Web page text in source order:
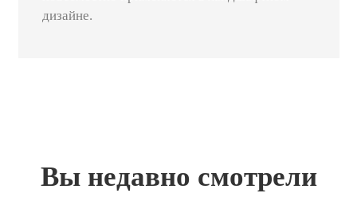
дизайне.
Вы недавно смотрели